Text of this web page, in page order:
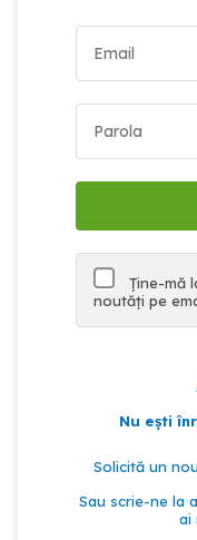
Ține-mă
noutăți pe
Nu ești
Solicită un
Sau scrie-ne la
ai